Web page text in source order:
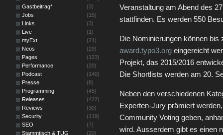
Veranstaltung am Abend des
stattfinden. Es werden 550
Die Nominierungen können bis
award.typo3.org eingereicht
Projekt, das 2015/2016
Die Shortlists werden am 20.
Neben den verschiedenen
Experten-Jury prämiert
Community Voting geben,
wird. Ausserdem gibt es einen
Gastbeitrag*
(3)
Jobs
(15)
Links
(3)
Live
(1)
myExt
(21)
Neos
(29)
Pages
(123)
Performance
(20)
Podcast
(140)
Presse
(8)
Programming
(45)
Releases
(422)
Reviews
(30)
Security
(119)
SEO
(7)
Stammtisch & TUG
(20)